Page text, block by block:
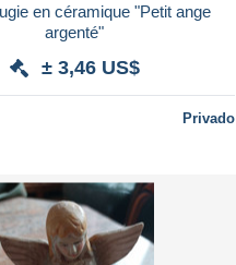
en céramique "Petit ange
argenté"
± 3,46 US$
Privado